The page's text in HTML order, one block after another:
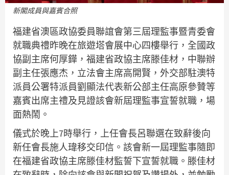
新閣成員與嘉賓合照
福建省澳區政協委員聯誼會第三屆理監事暨青委會
就職典禮昨晚在旅遊塔會展中心四樓舉行，全國政
協副主席何厚鏵，福建省政協主席滕佳材，中聯辦
副主任張應杰，立法會主席高開賢，外交部駐澳特
派員公署特派員劉顯法代表新公部主任高原參贊等
嘉賓出席主禮及見證該會新屆理監事宣誓就職，場
面熱鬧。
儀式於晚上7時舉行，上任會長呂聯選在致辭後向
新任會長施人瑋移交印信。該會新一屆理監事隨即
在福建省政協主席滕佳材監誓下宣誓就職。滕佳材